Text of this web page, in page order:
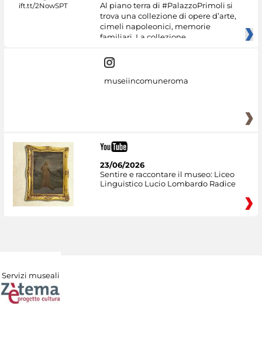
Al piano terra di #PalazzoPrimoli si
trova una collezione di opere d’arte,
cimeli napoleonici, memorie
familiari. La collezione
museiincomuneroma
23/06/2026
Sentire e raccontare il museo: Liceo
Linguistico Lucio Lombardo Radice
Servizi museali